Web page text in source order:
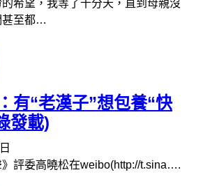
希望，我等了十分天，直到母親沒
甚至都…
有“老漢子”想包養“快
發載)
》評委高曉松在weibo(http://t.sina….